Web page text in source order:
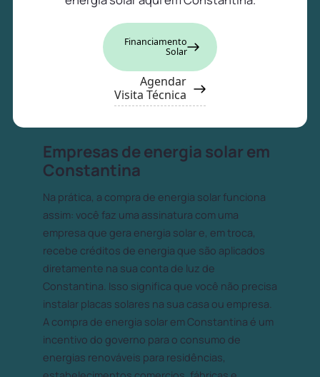
Financiamento
Solar
Agendar
Visita Técnica
Empresas de energia solar em
Constantina
Na prática, a compra de energia solar funciona
assim: você faz uma assinatura com uma
empresa que gera energia solar e, em troca,
recebe créditos de energia que são aplicados
diretamente na sua conta de luz de
Constantina. Isso significa que você não precisa
instalar placas solares na sua casa ou empresa.
A compra de energia solar em Constantina é um
incentivo do governo para o consumo de
energias renováveis para residências,